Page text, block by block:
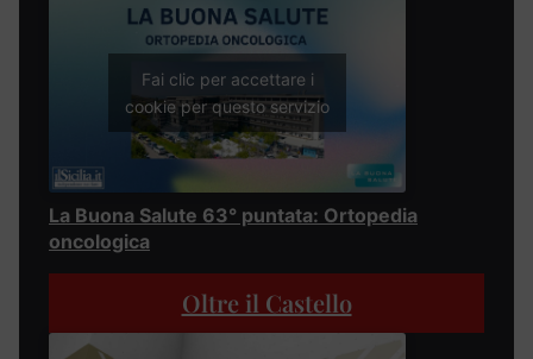
Fai clic per accettare i
cookie per questo servizio
La Buona Salute 63° puntata: Ortopedia
oncologica
Oltre il Castello